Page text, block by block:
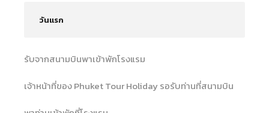
วันแรก
รับจากสนามบินพาเข้าพักโรงแรม
เจ้าหน้าที่ของ Phuket Tour Holiday รอรับท่านที่สนามบิน